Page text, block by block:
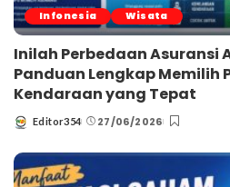
Infonesia Wisata
Inilah Perbedaan Asuransi
Panduan Lengkap Memilih
Kendaraan yang Tepat
Posted
Editor354 27/06/2026